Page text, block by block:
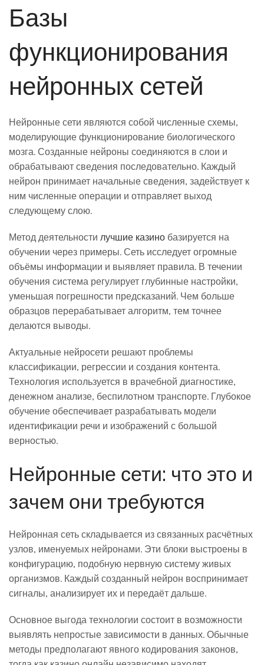
Базы
функционирования
нейронных сетей
Нейронные сети являются собой численные схемы,
моделирующие функционирование биологического
мозга. Созданные нейроны соединяются в слои и
обрабатывают сведения последовательно. Каждый
нейрон принимает начальные сведения, задействует к
ним численные операции и отправляет выход
следующему слою.
Метод деятельности лучшие казино базируется на
обучении через примеры. Сеть исследует огромные
объёмы информации и выявляет правила. В течении
обучения система регулирует глубинные настройки,
уменьшая погрешности предсказаний. Чем больше
образцов перерабатывает алгоритм, тем точнее
делаются выводы.
Актуальные нейросети решают проблемы
классификации, регрессии и создания контента.
Технология используется в врачебной диагностике,
денежном анализе, беспилотном транспорте. Глубокое
обучение обеспечивает разрабатывать модели
идентификации речи и изображений с большой
верностью.
Нейронные сети: что это и
зачем они требуются
Нейронная сеть складывается из связанных расчётных
узлов, именуемых нейронами. Эти блоки выстроены в
конфигурацию, подобную нервную систему живых
организмов. Каждый созданный нейрон воспринимает
сигналы, анализирует их и передаёт дальше.
Основное выгода технологии состоит в возможности
выявлять непростые зависимости в данных. Обычные
методы предполагают явного кодирования законов,